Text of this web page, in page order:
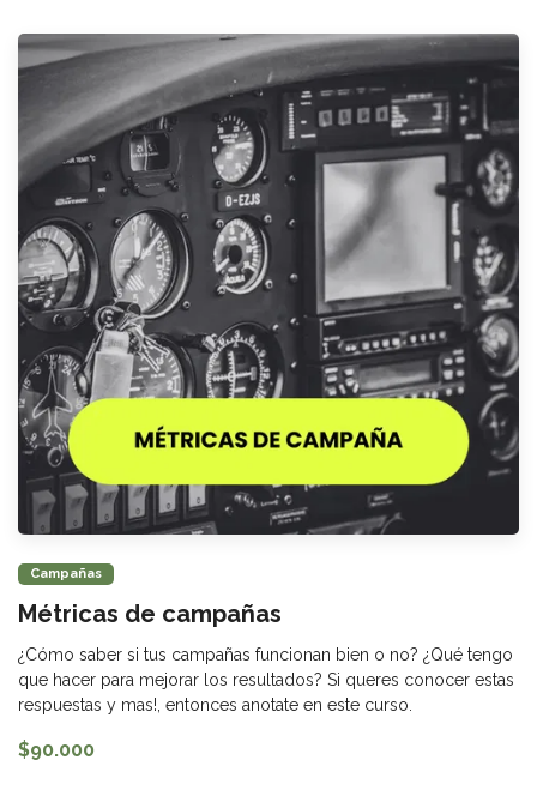
Campañas
Métricas de campañas
¿Cómo saber si tus campañas funcionan bien o no? ¿Qué tengo
que hacer para mejorar los resultados? Si queres conocer estas
respuestas y mas!, entonces anotate en este curso.
$90.000